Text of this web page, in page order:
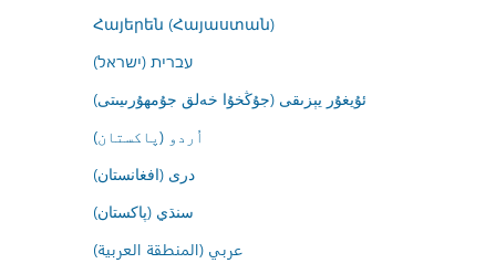
Հայերեն (Հայաստան)
עברית (ישראל)
ئۇيغۇر يېزىقى (جۇڭخۇا خەلق جۇمھۇرىيىتى)
اُردو (پاکستان)
درى (افغانستان)
سنڌي (پاکستان)
عربي (المنطقة العربية)